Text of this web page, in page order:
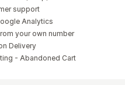
support
Analytics
your own number
Delivery
- Abandoned Cart